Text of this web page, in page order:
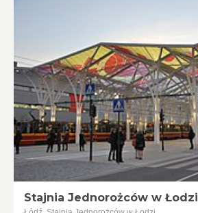
Stajnia Jednorożców w Łodzi